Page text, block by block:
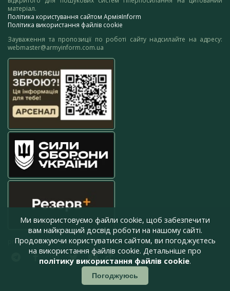
матеріал.
Політика користування сайтом АрміяInform
Політика використання файлів cookie
Зауваження та пропозиції по роботі сайту надсилайте на адресу:
webmaster@armyinform.com.ua
press@armyinform.com.ua
Ми використовуємо файли cookie, щоб забезпечити
вам найкращий досвід роботи на нашому сайті.
Продовжуючи користуватися сайтом, ви погоджуєтесь
на використання файлів cookie. Детальніше про
політику використання файлів cookie.
Погоджуюсь